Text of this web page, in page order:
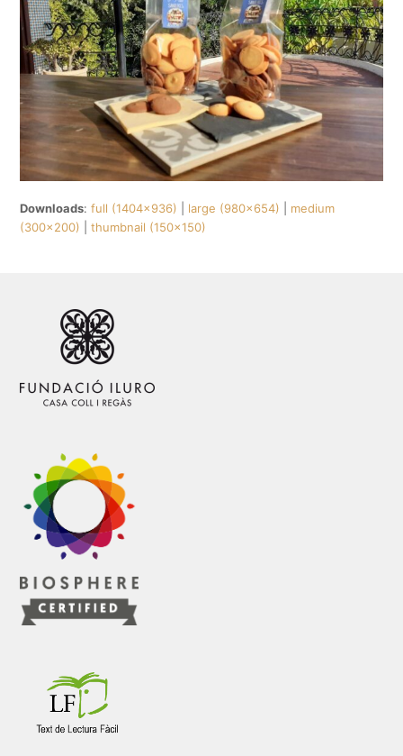
Downloads:full (1404x936) large (980x654)
medium
(300x200) |thumbnail (150x150)